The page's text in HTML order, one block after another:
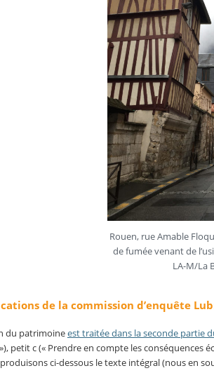
Rouen, rue Amable
de fumée venant de
LA-M/La
de la commission d’enquête
du patrimoineest traitée dans la seconde partie
petit c (« Prendre en compte les conséquences
ci-dessous le texte intégral (nous en